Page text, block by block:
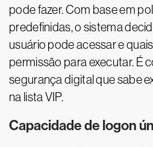
pode fazer. Com base em
predefinidas, o sistema
usuário pode acessar e
permissão para executar. É
segurança digital que sabe
na lista VIP.
Capacidade de logon